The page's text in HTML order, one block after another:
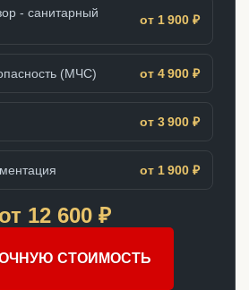
- санитарный
от 1 900 ₽
(МЧС) от 4 900 ₽
от 3 900 ₽
от 1 900 ₽
от 12 600 ₽
СТОИМОСТЬ